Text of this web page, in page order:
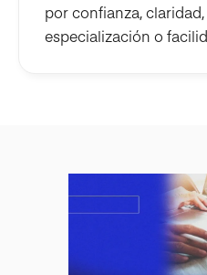
por confianza,
especialización o